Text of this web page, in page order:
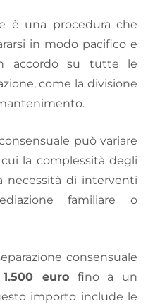
è una procedura che
in modo pacifico e
accordo su tutte le
come la divisione
può variare
la complessità degli
necessità di interventi
familiare o
consensuale
1.500 euro fino a un
importo include le